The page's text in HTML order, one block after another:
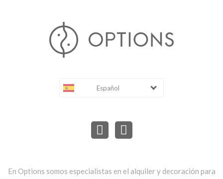
Español
En Options somos especialistas en el alquiler y decoración para